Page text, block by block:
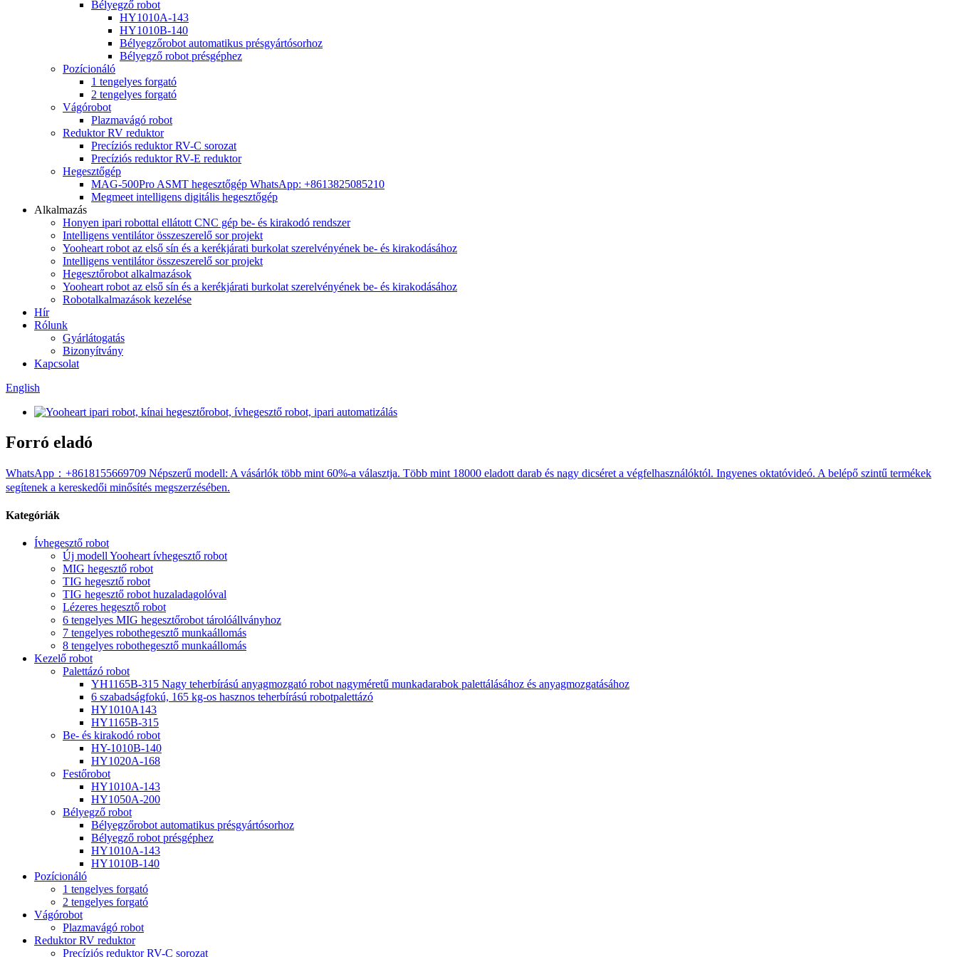
Bélyegző robot
HY1010A-143
HY1010B-140
Bélyegzőrobot automatikus présgyártósorhoz
Bélyegző robot présgéphez
Pozícionáló
1 tengelyes forgató
2 tengelyes forgató
Vágórobot
Plazmavágó robot
Reduktor RV reduktor
Precíziós reduktor RV-C sorozat
Precíziós reduktor RV-E reduktor
Hegesztőgép
MAG-500Pro ASMT hegesztőgép WhatsApp: +8613825085210
Megmeet intelligens digitális hegesztőgép
Alkalmazás
Honyen ipari robottal ellátott CNC gép be- és kirakodó rendszer
Intelligens ventilátor összeszerelő sor projekt
Yooheart robot az első sín és a kerékjárati burkolat szerelvényének be- és kirakodásához
Intelligens ventilátor összeszerelő sor projekt
Hegesztőrobot alkalmazások
Yooheart robot az első sín és a kerékjárati burkolat szerelvényének be- és kirakodásához
Robotalkalmazások kezelése
Hír
Rólunk
Gyárlátogatás
Bizonyítvány
Kapcsolat
English
Forró eladó
WhatsApp：+8618155669709 Népszerű modell: A vásárlók több mint 60%-a választja. Több mint 18000 eladott darab és nagy dicséret a végfelhasználóktól. Ingyenes oktatóvideó. A belépő szintű termékek
segítenek a kereskedői minősítés megszerzésében.
Kategóriák
Ívhegesztő robot
Új modell Yooheart ívhegesztő robot
MIG hegesztő robot
TIG hegesztő robot
TIG hegesztő robot huzaladagolóval
Lézeres hegesztő robot
6 tengelyes MIG hegesztőrobot tárolóállványhoz
7 tengelyes robothegesztő munkaállomás
8 tengelyes robothegesztő munkaállomás
Kezelő robot
Palettázó robot
YH1165B-315 Nagy teherbírású anyagmozgató robot nagyméretű munkadarabok palettálásához és anyagmozgatásához
6 szabadságfokú, 165 kg-os hasznos teherbírású robotpalettázó
HY1010A143
HY1165B-315
Be- és kirakodó robot
HY-1010B-140
HY1020A-168
Festőrobot
HY1010A-143
HY1050A-200
Bélyegző robot
Bélyegzőrobot automatikus présgyártósorhoz
Bélyegző robot présgéphez
HY1010A-143
HY1010B-140
Pozícionáló
1 tengelyes forgató
2 tengelyes forgató
Vágórobot
Plazmavágó robot
Reduktor RV reduktor
Precíziós reduktor RV-C sorozat